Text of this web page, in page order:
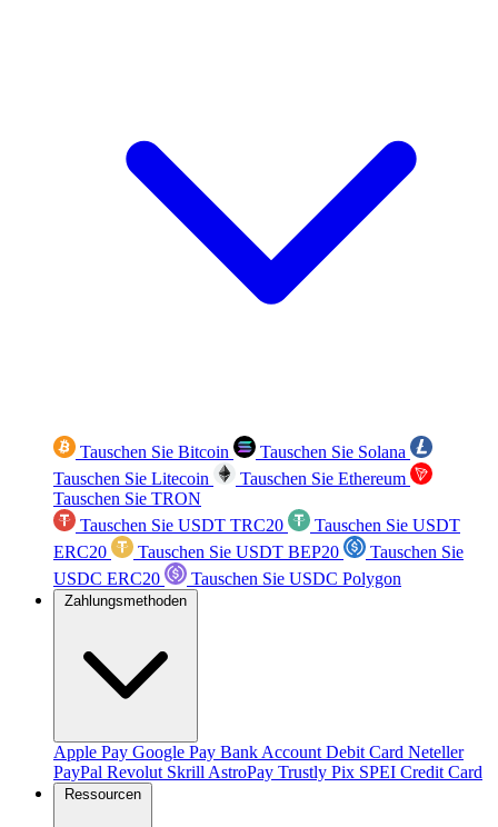
Tauschen Sie Bitcoin
Tauschen Sie Solana
Tauschen Sie Litecoin
Tauschen Sie Ethereum
Tauschen Sie TRON
Tauschen Sie USDT TRC20
Tauschen Sie USDT
ERC20
Tauschen Sie USDT BEP20
Tauschen Sie
USDC ERC20
Tauschen Sie USDC Polygon
Zahlungsmethoden
Apple Pay Google Pay Bank Account Debit Card Neteller
PayPal Revolut Skrill AstroPay Trustly Pix SPEI Credit Card
Ressourcen